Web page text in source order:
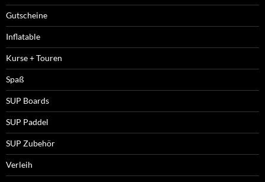
Gutscheine
Inflatable
Kurse + Touren
Spaß
SUP Boards
SUP Paddel
SUP Zubehör
Verleih